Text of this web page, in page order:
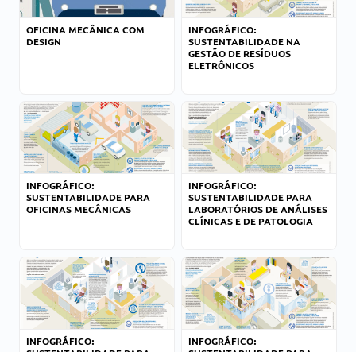
OFICINA MECÂNICA COM
DESIGN
INFOGRÁFICO:
SUSTENTABILIDADE NA
GESTÃO DE RESÍDUOS
ELETRÔNICOS
INFOGRÁFICO:
SUSTENTABILIDADE PARA
OFICINAS MECÂNICAS
INFOGRÁFICO:
SUSTENTABILIDADE PARA
LABORATÓRIOS DE ANÁLISES
CLÍNICAS E DE PATOLOGIA
INFOGRÁFICO:
INFOGRÁFICO: